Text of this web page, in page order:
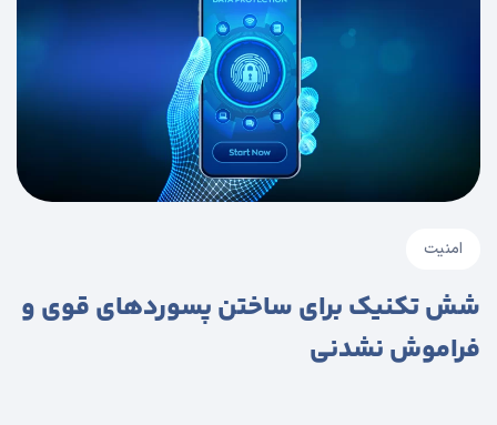
امنیت
شش تکنیک برای ساختن پسوردهای قوی و
فراموش‌ نشدنی